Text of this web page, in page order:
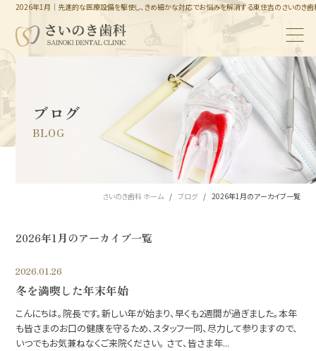
2026年1月｜先進的な医療設備を駆使し、きめ細かな対応でお悩みを解消する東住吉のさいのき歯
ブログ
BLOG
さいのき歯科 ホーム ブログ 2026年1月のアーカイブ一覧
2026年1月のアーカイブ一覧
2026.01.26
冬を満喫した年末年始
こんにちは。院長です。新しい年が始まり、早くも2週間が過ぎました。本年
も皆さまのお口の健康を守るため、スタッフ一同、尽力して参りますので、
いつでもお気兼ねなくご来院ください。 さて、皆さま年...